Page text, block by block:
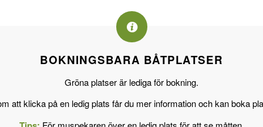
BOKNINGSBARA BÅTPLATSER
Gröna platser är lediga för bokning.
att klicka på en ledig plats får du mer information och kan boka